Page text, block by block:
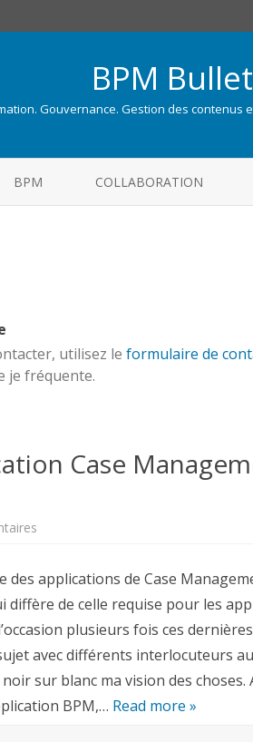
BPM
Gouvernance. Gestion des contenus
to
BPM COLLABORATION
utilisez leformulaire de
je fréquente.
Case
Case
Management
et
divergence
avec
le
BPM
des applications de Case
diffère de celle requise pour les
plusieurs fois ces
avec différents interlocuteurs
sur blanc ma vision des choses.
BPM,… Read more »